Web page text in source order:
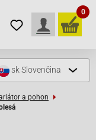
0
skSlovenčina
a pohon